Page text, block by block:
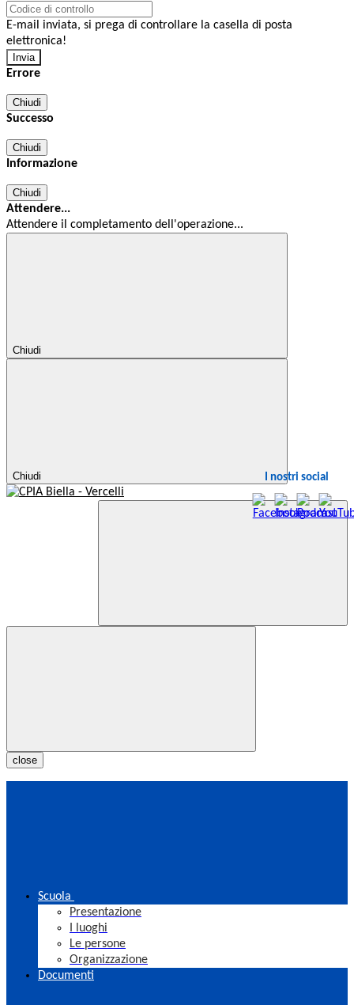
E-mail inviata, si prega di controllare la casella di posta
elettronica!
Errore
Chiudi
Successo
Chiudi
Informazione
Chiudi
Attendere...
Attendere il completamento dell'operazione...
Chiudi
Chiudi I nostri social
close
Scuola
Presentazione
I luoghi
Le persone
Organizzazione
Documenti